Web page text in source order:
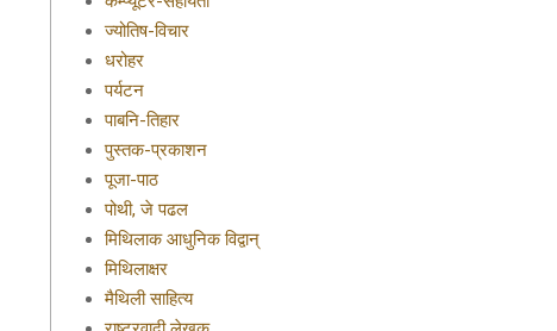
ज्योतिष-विचार
धरोहर
पर्यटन
पाबनि-तिहार
पुस्तक-प्रकाशन
पूजा-पाठ
पोथी, जे पढल
मिथिलाक आधुनिक विद्वान्
मिथिलाक्षर
मैथिली साहित्य